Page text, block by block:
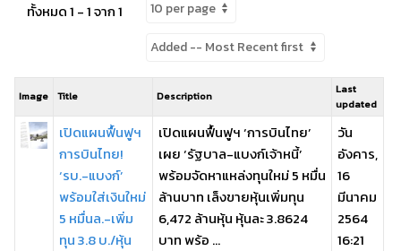
ทั้งหมด 1 - 1 จาก 1
Image Title Description
Last
updated
เปิดแผนฟื้นฟูฯ
การบินไทย!
‘รบ.-แบงก์’
พร้อมใส่เงินใหม่
5 หมื่นล.-เพิ่ม
ทุน 3.8 บ./หุ้น
เปิดแผนฟื้นฟูฯ ‘การบินไทย’
เผย ‘รัฐบาล-แบงก์เจ้าหนี้’
พร้อมจัดหาแหล่งทุนใหม่ 5 หมื่น
ล้านบาท เล็งขายหุ้นเพิ่มทุน
6,472 ล้านหุ้น หุ้นละ 3.8624
บาท พร้อ ...
วัน
อังคาร,
16
มีนาคม
2564
16:21